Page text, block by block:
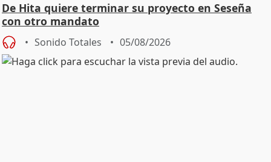
De Hita quiere terminar su proyecto en Seseña
con otro mandato
Sonido Totales 05/08/2026